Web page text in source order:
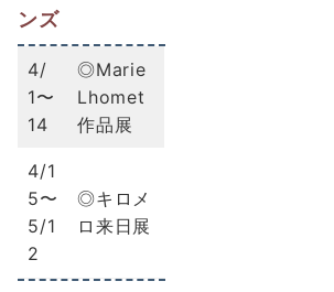
ンズ
4/
1〜
14
◎Marie
Lhomet
作品展
4/1
5〜
5/1
2
◎キロメ
ロ来日展